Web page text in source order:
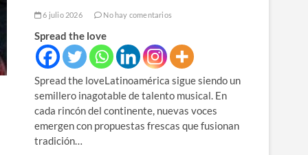
6 julio 2026 No hay comentarios
Spread the love
Spread the loveLatinoamérica sigue siendo un
semillero inagotable de talento musical. En
cada rincón del continente, nuevas voces
emergen con propuestas frescas que fusionan
tradición…